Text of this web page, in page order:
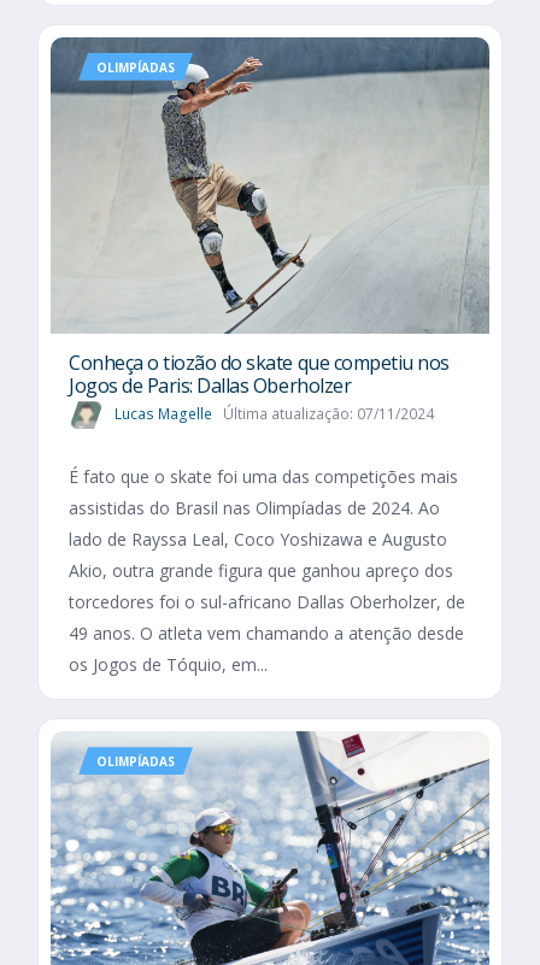
OLIMPÍADAS
Conheça o tiozão do skate que competiu nos
Jogos de Paris: Dallas Oberholzer
Lucas Magelle Última atualização: 07/11/2024
É fato que o skate foi uma das competições mais
assistidas do Brasil nas Olimpíadas de 2024. Ao
lado de Rayssa Leal, Coco Yoshizawa e Augusto
Akio, outra grande figura que ganhou apreço dos
torcedores foi o sul-africano Dallas Oberholzer, de
49 anos. O atleta vem chamando a atenção desde
os Jogos de Tóquio, em...
OLIMPÍADAS